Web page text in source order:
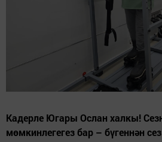
Кадерле Югары Ослан халкы!
мөмкинлегегез бар – бүгеннән